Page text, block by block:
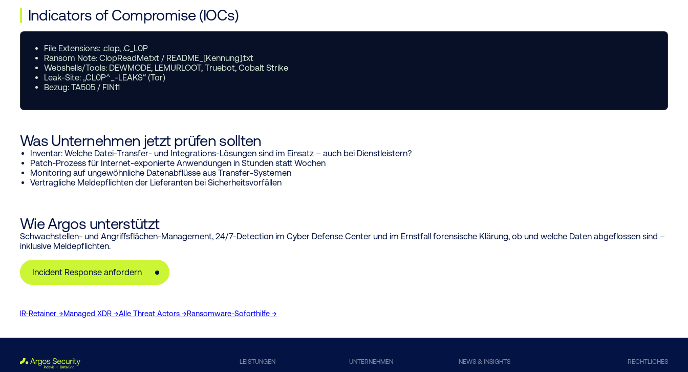
Indicators of Compromise (IOCs)
File Extensions: .clop, .C_L0P
Ransom Note: ClopReadMe.txt / README_[Kennung].txt
Webshells/Tools: DEWMODE, LEMURLOOT, Truebot, Cobalt Strike
Leak-Site: „CL0P^_-LEAKS“ (Tor)
Bezug: TA505 / FIN11
Was Unternehmen jetzt prüfen sollten
Inventar: Welche Datei-Transfer- und Integrations-Lösungen sind im Einsatz – auch bei Dienstleistern?
Patch-Prozess für Internet-exponierte Anwendungen in Stunden statt Wochen
Monitoring auf ungewöhnliche Datenabflüsse aus Transfer-Systemen
Vertragliche Meldepflichten der Lieferanten bei Sicherheitsvorfällen
Wie Argos unterstützt
Schwachstellen- und Angriffsflächen-Management, 24/7-Detection im Cyber Defense Center und im Ernstfall forensische Klärung, ob und welche Daten abgeflossen sind –
inklusive Meldepflichten.
Incident Response anfordern
IR-Retainer →Managed XDR →Alle Threat Actors →Ransomware-Soforthilfe →
LEISTUNGEN UNTERNEHMEN NEWS & INSIGHTS RECHTLICHES